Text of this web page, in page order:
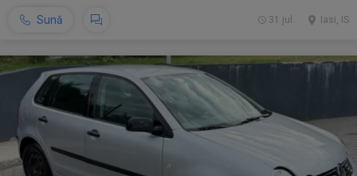
Sună Iasi, IS
31 jul.